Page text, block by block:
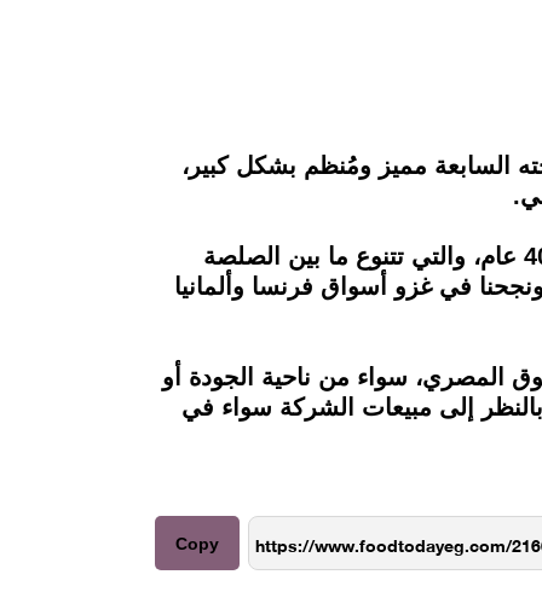
السابعة مميز ومُنظم بشكل كبير،
وقال مسعد، في تصريحات لـ Food Today، إن مُنتجات شركة الدرة مُتواجدة في الأسواق منذ 40 عام، والتي تتنوع ما بين الصلصة
مصانع بمصر والأردن وسوريا، ونجحنا في غزو أسواق فرنسا وألمانيا
المصري، سواء من ناحية الجودة أو
إلى مبيعات الشركة سواء في
Copy